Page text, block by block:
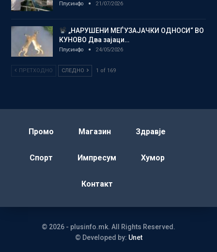
Плусинфо 21/07/2026
„НАРУШЕНИ МЕЃУЗАЈАЧКИ ОДНОСИ“ ВО
КУНОВО Два зајаци…
Плусинфо 24/05/2026
ПРЕТХОДНО СЛЕДНО 1 of 169
Промо Магазин Здравје
Спорт Импресум Хумор
Контакт
© 2026 - plusinfo.mk. All Rights Reserved.
© Developed by: Unet